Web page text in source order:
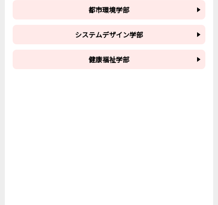
都市環境学部
システムデザイン学部
健康福祉学部